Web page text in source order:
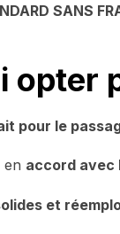
SANS
opter
pour le
en accord avec
et